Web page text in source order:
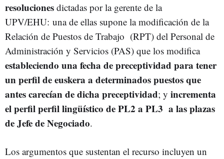
resoluciones dictadas por la gerente de la
UPV/EHU: una de ellas supone la modificación de la
Relación de Puestos de Trabajo (RPT) del Personal de
Administración y Servicios (PAS) que los modifica
estableciendo una fecha de preceptividad para tener
un perfil de euskera a determinados puestos que
antes carecían de dicha preceptividad; y incrementa
el perfil perfil lingüístico de PL2 a PL3 a las plazas
de Jefe de Negociado.
Los argumentos que sustentan el recurso incluyen un